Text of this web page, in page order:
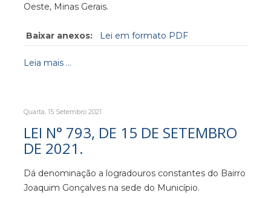
Oeste, Minas Gerais.
Baixar anexos: Lei em formato PDF
Leia mais ...
Quarta, 15 Setembro 2021
LEI N° 793, DE 15 DE SETEMBRO
DE 2021.
Dá denominação a logradouros constantes do Bairro
Joaquim Gonçalves na sede do Município.